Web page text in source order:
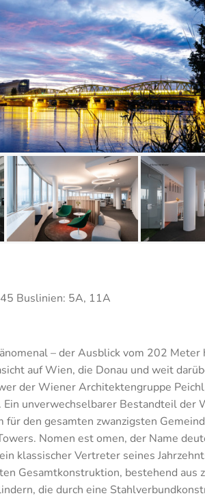
Buslinien: 5A, 11A
– der Ausblick vom 202 Meter
auf Wien, die Donau und weit
der Wiener Architektengruppe
unverwechselbarer Bestandteil der
den gesamten zwanzigsten
Nomen est omen, der Name
klassischer Vertreter seines
Gesamtkonstruktion, bestehend aus
die durch eine